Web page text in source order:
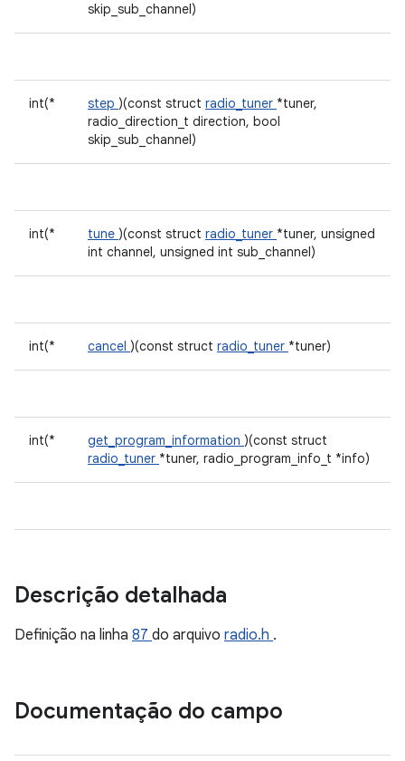
skip_sub_channel)
int(* step )(const struct radio_tuner *tuner,
radio_direction_t direction, bool
skip_sub_channel)
int(* tune )(const struct radio_tuner *tuner, unsigned
int channel, unsigned int sub_channel)
int(* cancel )(const struct radio_tuner *tuner)
int(* get_program_information )(const struct
radio_tuner *tuner, radio_program_info_t *info)
Descrição detalhada
Definição na linha 87 do arquivo radio.h .
Documentação do campo